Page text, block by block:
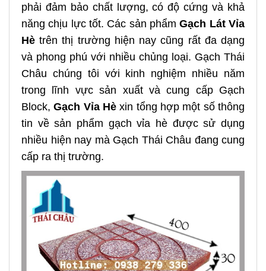
phải đảm bảo chất lượng, có độ cứng và khả
năng chịu lực tốt. Các sản phẩm Gạch Lát Vỉa
Hètrên thị trường hiện nay cũng rất đa dạng
và phong phú với nhiều chủng loại. Gạch Thái
Châu chúng tôi với kinh nghiệm nhiều năm
trong lĩnh vực sản xuất và cung cấp Gạch
Block,Gạch Vỉa Hèxin tổng hợp một số thông
tin về sản phẩm gạch vỉa hè được sử dụng
nhiều hiện nay mà Gạch Thái Châu đang cung
cấp ra thị trường.